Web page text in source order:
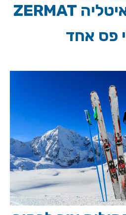
סקי בשוויץ ואיטליה ZERMAT
פס אחד